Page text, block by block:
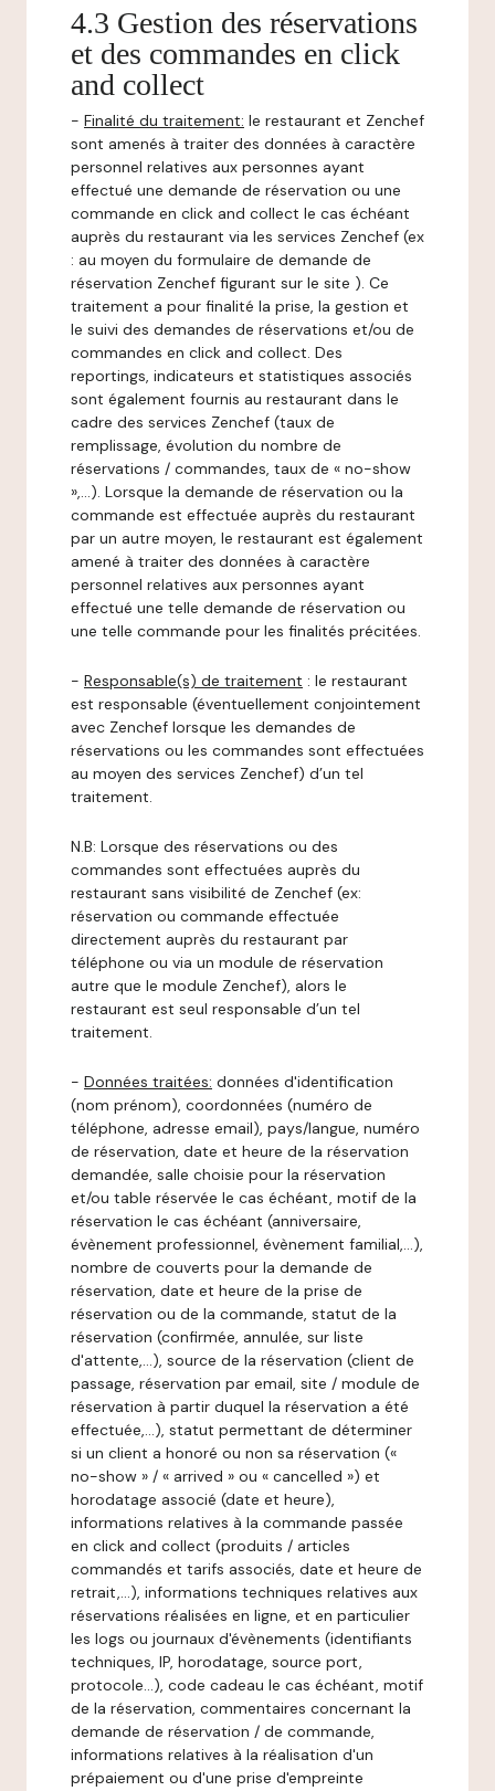
4.3 Gestion des réservations
et des commandes en click
and collect
- Finalité du traitement: le restaurant et Zenchef
sont amenés à traiter des données à caractère
personnel relatives aux personnes ayant
effectué une demande de réservation ou une
commande en click and collect le cas échéant
auprès du restaurant via les services Zenchef (ex
: au moyen du formulaire de demande de
réservation Zenchef figurant sur le site ). Ce
traitement a pour finalité la prise, la gestion et
le suivi des demandes de réservations et/ou de
commandes en click and collect. Des
reportings, indicateurs et statistiques associés
sont également fournis au restaurant dans le
cadre des services Zenchef (taux de
remplissage, évolution du nombre de
réservations / commandes, taux de « no-show
»,…). Lorsque la demande de réservation ou la
commande est effectuée auprès du restaurant
par un autre moyen, le restaurant est également
amené à traiter des données à caractère
personnel relatives aux personnes ayant
effectué une telle demande de réservation ou
une telle commande pour les finalités précitées.
- Responsable(s) de traitement : le restaurant
est responsable (éventuellement conjointement
avec Zenchef lorsque les demandes de
réservations ou les commandes sont effectuées
au moyen des services Zenchef) d’un tel
traitement.
N.B: Lorsque des réservations ou des
commandes sont effectuées auprès du
restaurant sans visibilité de Zenchef (ex:
réservation ou commande effectuée
directement auprès du restaurant par
téléphone ou via un module de réservation
autre que le module Zenchef), alors le
restaurant est seul responsable d’un tel
traitement.
- Données traitées: données d'identification
(nom prénom), coordonnées (numéro de
téléphone, adresse email), pays/langue, numéro
de réservation, date et heure de la réservation
demandée, salle choisie pour la réservation
et/ou table réservée le cas échéant, motif de la
réservation le cas échéant (anniversaire,
évènement professionnel, évènement familial,…),
nombre de couverts pour la demande de
réservation, date et heure de la prise de
réservation ou de la commande, statut de la
réservation (confirmée, annulée, sur liste
d'attente,…), source de la réservation (client de
passage, réservation par email, site / module de
réservation à partir duquel la réservation a été
effectuée,…), statut permettant de déterminer
si un client a honoré ou non sa réservation («
no-show » / « arrived » ou « cancelled ») et
horodatage associé (date et heure),
informations relatives à la commande passée
en click and collect (produits / articles
commandés et tarifs associés, date et heure de
retrait,…), informations techniques relatives aux
réservations réalisées en ligne, et en particulier
les logs ou journaux d'évènements (identifiants
techniques, IP, horodatage, source port,
protocole…), code cadeau le cas échéant, motif
de la réservation, commentaires concernant la
demande de réservation / de commande,
informations relatives à la réalisation d'un
prépaiement ou d'une prise d'empreinte